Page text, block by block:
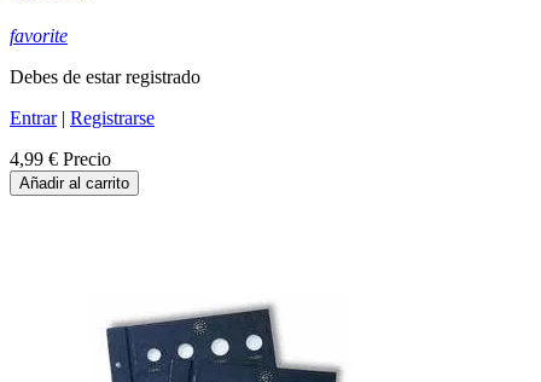
favorite
Debes de estar registrado
Entrar| Registrarse
4,99 € Precio
Añadir al carrito